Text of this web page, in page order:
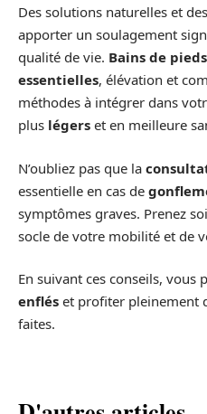
Des solutions naturelles et
apporter un soulagement
qualité de vie. Bains de pieds
essentielles, élévation et
méthodes à intégrer dans
plus légers et en meilleure
N’oubliez pas que la
essentielle en cas de
symptômes graves. Prenez
socle de votre mobilité et de
En suivant ces conseils, vous
enflés et profiter pleinement
faites.